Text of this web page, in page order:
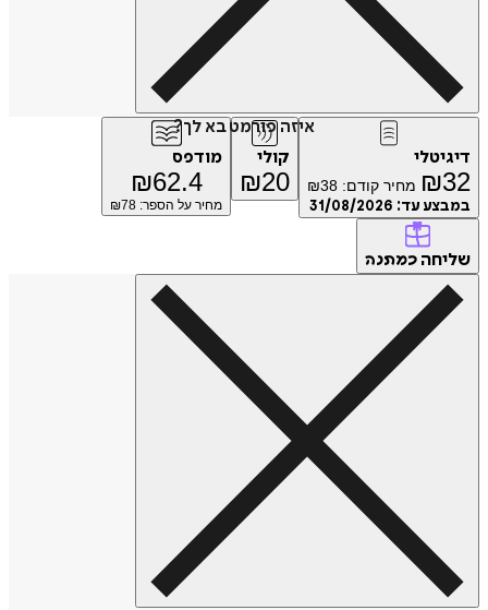
איזה פורמט בא לך?
₪ מחיר קודם: ₪38
עד:31/08/2026
₪ 20
מודפס
₪62.4
מחיר על הספר: ₪78
כמתנה